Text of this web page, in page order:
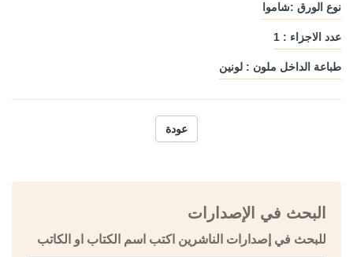
نوع الورق :شاموا
عدد الاجزاء : 1
طباعة الداخل ملون : لونين
عودة
البحث في الإصدارات
للبحث في إصدارات الناشرين اكتب اسم الكتاب او الكاتب